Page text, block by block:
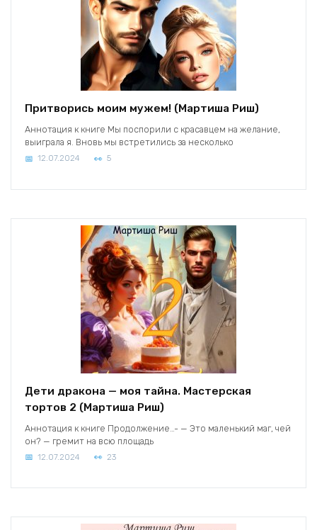
Притворись моим мужем! (Мартиша Риш)
Аннотация к книге Мы поспорили с красавцем на желание,
выиграла я. Вновь мы встретились за несколько
12.07.2024 5
Дети дракона — моя тайна. Мастерская
тортов 2 (Мартиша Риш)
Аннотация к книге Продолжение…- — Это маленький маг, чей
он? — гремит на всю площадь
12.07.2024 23